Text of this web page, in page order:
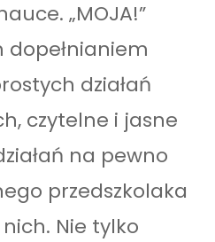
„MOJA!”
dopełnianiem
działań
czytelne i jasne
na pewno
przedszkolaka
Nie tylko